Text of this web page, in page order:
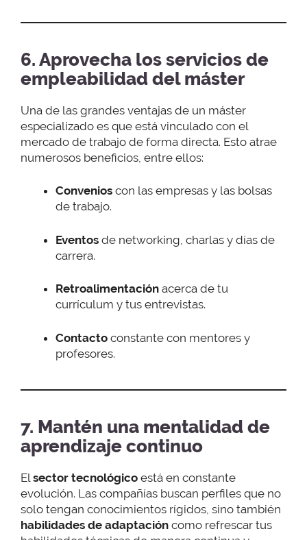
6. Aprovecha los servicios de
empleabilidad del máster
Una de las grandes ventajas de un máster
especializado es que está vinculado con el
mercado de trabajo de forma directa. Esto atrae
numerosos beneficios, entre ellos:
Convenios con las empresas y las bolsas
de trabajo.
Eventos de networking, charlas y días de
carrera.
Retroalimentación acerca de tu
currículum y tus entrevistas.
Contacto constante con mentores y
profesores.
7. Mantén una mentalidad de
aprendizaje continuo
El sector tecnológico está en constante
evolución. Las compañías buscan perfiles que no
solo tengan conocimientos rígidos, sino también
habilidades de adaptación como refrescar tus